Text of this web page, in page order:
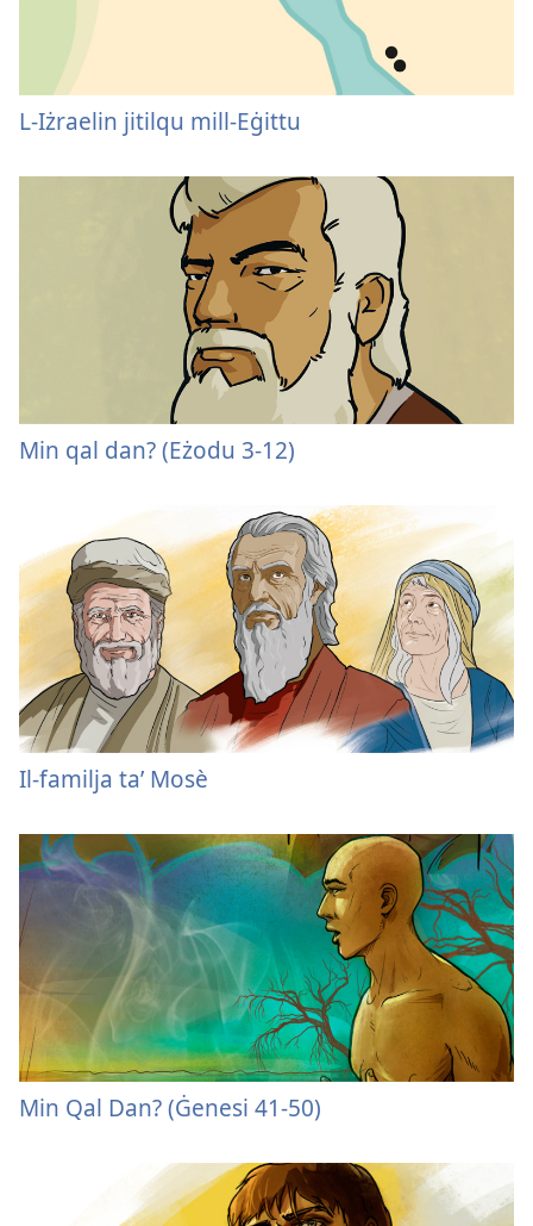
L-Iżraelin jitilqu mill-Eġittu
Min qal dan? (Eżodu 3-12)
Il-familja ta’ Mosè
Min Qal Dan? (Ġenesi 41-50)